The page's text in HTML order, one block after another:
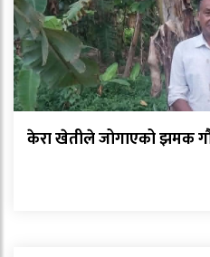
केरा खेतीले जोगाएको झमक